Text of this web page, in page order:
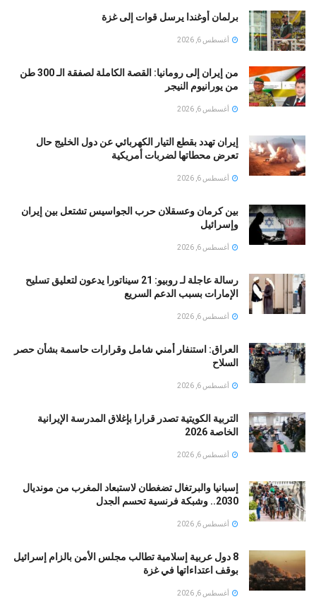
برلمان أوغندا يرسل قوات إلى غزة
أغسطس 6, 2026
من إيران إلى رومانيا: القصة الكاملة لصفقة الـ 300 طن
من يورانيوم النيجر
أغسطس 6, 2026
إيران تهدد بقطع التيار الكهربائي عن دول الخليج حال
تعرض محطاتها لضربات أمريكية
أغسطس 6, 2026
بين كرمان وعسقلان حرب الجواسيس تشتعل بين إيران
وإسرائيل
أغسطس 6, 2026
رسالة عاجلة لـ روبيو: 21 سيناتورا يدعون لتعليق تسليح
الإمارات بسبب الدعم السريع
أغسطس 6, 2026
العراق: استنفار أمني شامل وقرارات حاسمة بشأن حصر
السلاح
أغسطس 6, 2026
التربية الكويتية تصدر قرارا بإغلاق المدرسة الإيرانية
الخاصة 2026
أغسطس 6, 2026
إسبانيا والبرتغال تضغطان لاستبعاد المغرب من مونديال
2030.. وشبكة فرنسية تحسم الجدل
أغسطس 6, 2026
8 دول عربية إسلامية تطالب مجلس الأمن بالزام إسرائيل
بوقف اعتداءاتها في غزة
أغسطس 6, 2026